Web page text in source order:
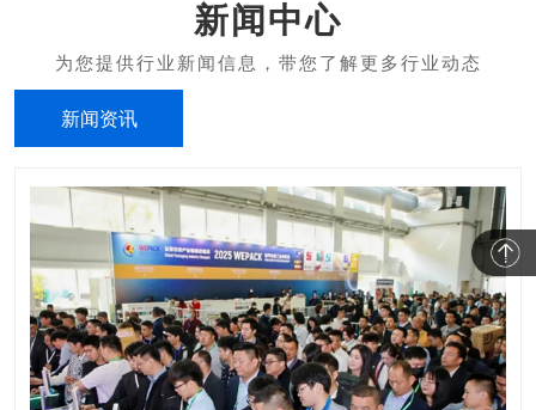
新闻中心
新闻资讯